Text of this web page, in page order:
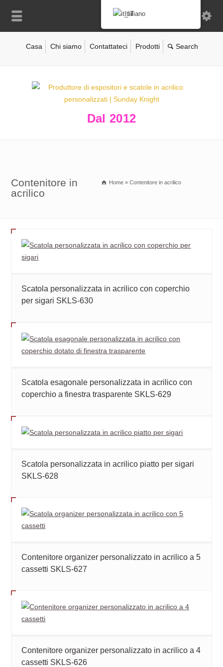
Casa Chi siamo Contattateci Prodotti
Dal 2012
Contenitore in
acrilico
Home » Contenitore in acrilico
Scatola personalizzata in acrilico con coperchio
per sigari SKLS-630
Scatola esagonale personalizzata in acrilico con
coperchio a finestra trasparente SKLS-629
Scatola personalizzata in acrilico piatto per sigari
SKLS-628
Contenitore organizer personalizzato in acrilico a 5
cassetti SKLS-627
Contenitore organizer personalizzato in acrilico a 4
cassetti SKLS-626
Italiano